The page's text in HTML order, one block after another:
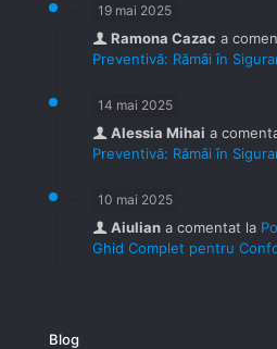
19 mai 2025
Ramona Cazac a
Preventivă: Rămâi în
14 mai 2025
Alessia Mihai a
Preventivă: Rămâi în
10 mai 2025
Aiulian a comentat la
Ghid Complet pentru
Blog